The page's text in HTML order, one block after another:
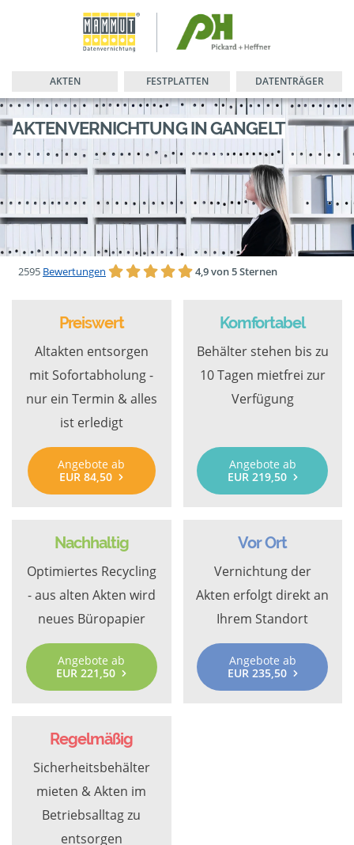
AKTEN FESTPLATTEN DATENTRÄGER
AKTENVERNICHTUNG IN GANGELT
2595 Bewertungen 4,9 von 5 Sternen
Preiswert
Altakten entsorgen
mit Sofortabholung -
nur ein Termin & alles
ist erledigt
Angebote ab
EUR 84,50
Komfortabel
Behälter stehen bis zu
10 Tagen mietfrei zur
Verfügung
Angebote ab
EUR 219,50
Nachhaltig
Optimiertes Recycling
- aus alten Akten wird
neues Büropapier
Angebote ab
EUR 221,50
Vor Ort
Vernichtung der
Akten erfolgt direkt an
Ihrem Standort
Angebote ab
EUR 235,50
Regelmäßig
Sicherheitsbehälter
mieten & Akten im
Betriebsalltag zu
entsorgen